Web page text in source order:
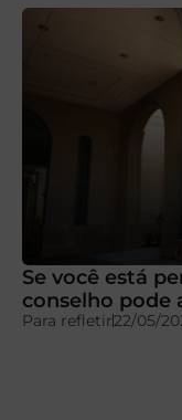
Se você está
conselho pode
Para refletir22/05/